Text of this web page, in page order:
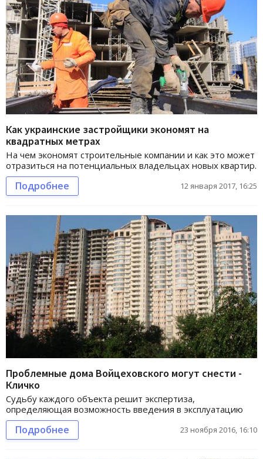
Как украинские застройщики экономят на
квадратных метрах
На чем экономят строительные компании и как это может
отразиться на потенциальных владельцах новых квартир.
Подробнее 12 января 2017, 16:25
Проблемные дома Войцеховского могут снести -
Кличко
Судьбу каждого объекта решит экспертиза,
определяющая возможность введения в эксплуатацию
Подробнее 23 ноября 2016, 16:10